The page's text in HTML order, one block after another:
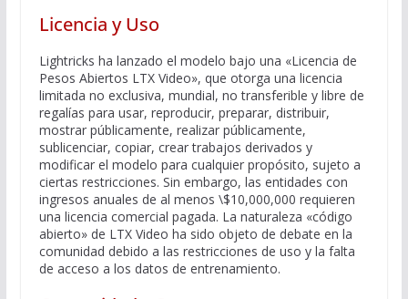
Licencia y Uso
Lightricks ha lanzado el modelo bajo una «Licencia de
Pesos Abiertos LTX Video», que otorga una licencia
limitada no exclusiva, mundial, no transferible y libre de
regalías para usar, reproducir, preparar, distribuir,
mostrar públicamente, realizar públicamente,
sublicenciar, copiar, crear trabajos derivados y
modificar el modelo para cualquier propósito, sujeto a
ciertas restricciones. Sin embargo, las entidades con
ingresos anuales de al menos \$10,000,000 requieren
una licencia comercial pagada. La naturaleza «código
abierto» de LTX Video ha sido objeto de debate en la
comunidad debido a las restricciones de uso y la falta
de acceso a los datos de entrenamiento.